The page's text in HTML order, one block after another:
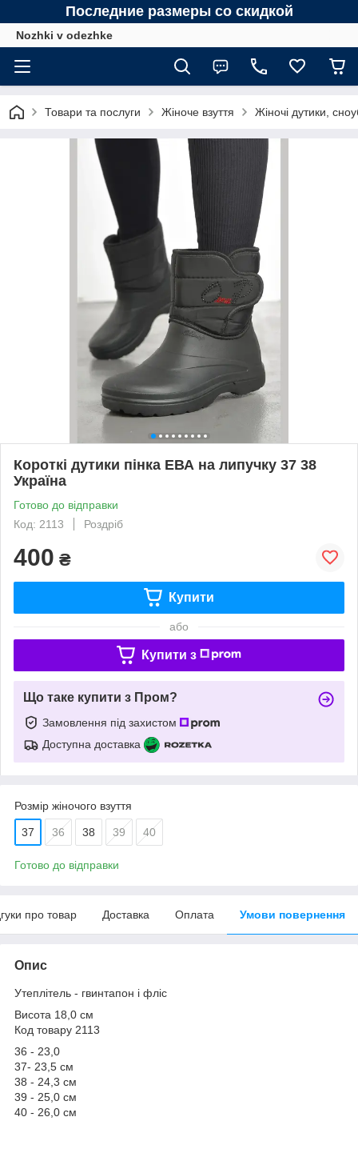
Последние размеры со скидкой
Nozhki v odezhke
Товари та послуги Жіноче взуття Жіночі дутики,
Короткі дутики пінка ЕВА на липучку 37 38
Україна
Готово до відправки
Код: 2113
Роздріб
400 ₴
Купити
або
Купити з
Що таке купити з Пром?
Замовлення під захистом
Доступна доставка
Розмір жіночого взуття
37 36 38 39 40
Готово до відправки
про товар Доставка Оплата Умови повернення
Опис
Утеплітель - гвинтапон і фліс
Висота 18,0 см
Код товару 2113
36 - 23,0
37- 23,5 см
38 - 24,3 см
39 - 25,0 см
40 - 26,0 см